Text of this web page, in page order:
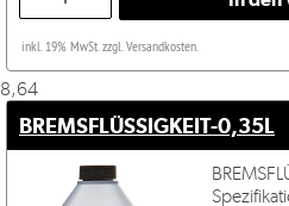
inkl. 19% MwSt. zzgl. Versandkosten.
8,64
BREMSFLÜSSIGKEIT-0,35L